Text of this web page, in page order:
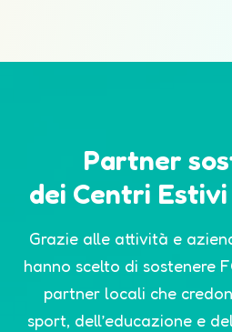
Partner
dei Centri Estivi
Grazie alle attività e
hanno scelto di sostenere
partner locali che
sport, dell’educazione e